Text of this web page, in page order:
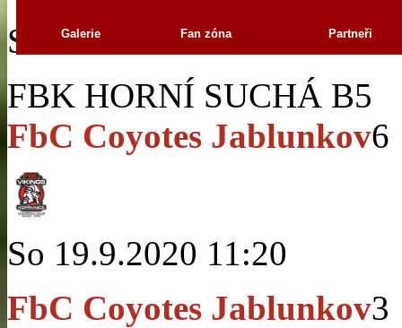
So 19.9.2020 13:40
FBK HORNÍ SUCHÁ B5
FbC Coyotes Jablunkov6
So 19.9.2020 11:20
FbC Coyotes Jablunkov3
Galerie Fan zóna Partneři